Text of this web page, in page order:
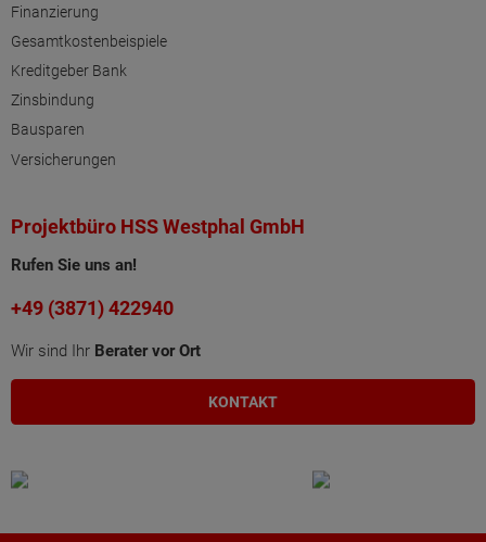
Finanzierung
Gesamtkostenbeispiele
Kreditgeber Bank
Zinsbindung
Bausparen
Versicherungen
Projektbüro HSS Westphal GmbH
Rufen Sie uns an!
+49 (3871) 422940
Wir sind Ihr Berater vor Ort
KONTAKT